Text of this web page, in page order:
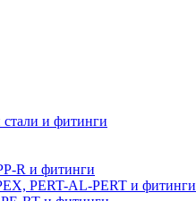
и фитинги
R и фитинги
PERT-AL-PERT и фитинги